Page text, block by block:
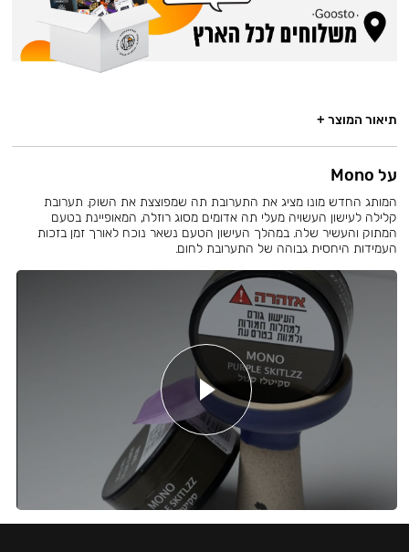
תיאור המוצר +
על Mono
המותג החדש מונו מציג את התערובת תה שמפוצצת את השוק. תערובת
קלילה לעישון העשויה מעלי תה אדומים מסוג רוזלה, המאופיינת בטעם
המתוק והעשיר שלה. במהלך העישון הטעם נשאר נוכח לאורך זמן בזכות
העמידות היחסית גבוהה של התערובת לחום.